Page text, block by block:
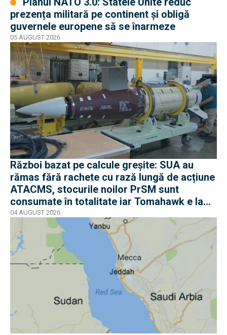
prezența militară pe continent și obligă
guvernele europene să se înarmeze
05 AUGUST 2026
Război bazat pe calcule greșite: SUA au
rămas fără rachete cu rază lungă de acțiune
ATACMS, stocurile noilor PrSM sunt
consumate în totalitate iar Tomahawk e la
jumătate
04 AUGUST 2026